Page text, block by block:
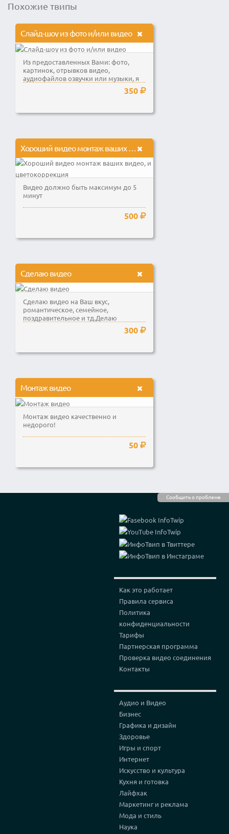
Сообщить о проблеме
Похожие твипы
Слайд-шоу из фото и/или видео
Из предоставленных Вами: фото,
картинок, отрывков видео,
аудиофайлов озвучки или музыки, я
350
Видео должно быть максимум до 5
минут
500
Сделаю видео
Сделаю видео на Ваш вкус,
романтическое, семейное,
поздравительное и тд.Делаю
300
Монтаж видео
Монтаж видео качественно и
недорого!
50
Как это работает
Правила сервиса
Политика
конфиденциальности
Тарифы
Партнерская программа
Проверка видео соединения
Контакты
Аудио и Видео
Бизнес
Графика и дизайн
Здоровье
Игры и спорт
Интернет
Искусство и культура
Кухня и готовка
Лайфхак
Маркетинг и реклама
Мода и стиль
Наука